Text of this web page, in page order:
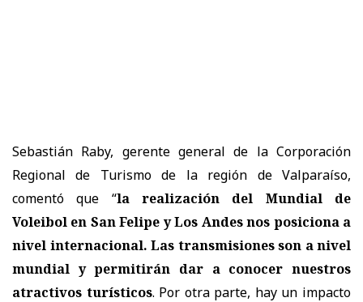
Sebastián Raby, gerente general de la Corporación
Regional de Turismo de la región de Valparaíso,
comentó que “la realización del Mundial de
Voleibol en San Felipe y Los Andes nos posiciona a
nivel internacional. Las transmisiones son a nivel
mundial y permitirán dar a conocer nuestros
atractivos turísticos. Por otra parte, hay un impacto